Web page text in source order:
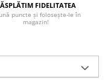
FIDELITATEA
puncte și folosește-le în
magazin!